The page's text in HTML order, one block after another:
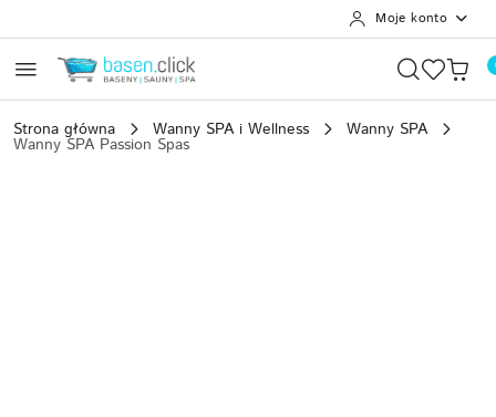
Moje konto
Strona główna Wanny SPA i Wellness Wanny SPA
Wanny SPA Passion Spas